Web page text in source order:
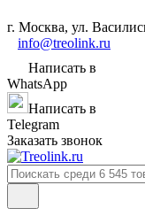
г. Москва, ул.
info@treolink.ru
Написать в
WhatsApp
Написать в
Telegram
Заказать звонок